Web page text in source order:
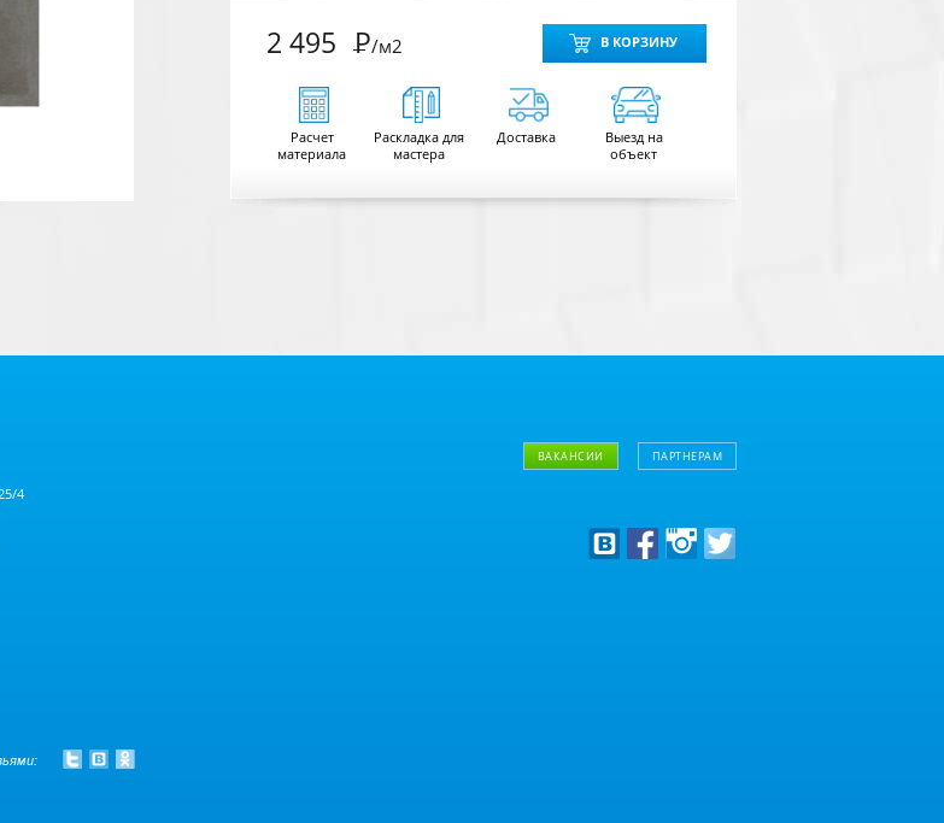
2 495 Р/м2 В КОРЗИНУ
Расчет
материала
Раскладка для
мастера
Доставка
Выезд на
объект
4
ВАКАНСИИ ПАРТНЕРАМ
Оптовым клиентам